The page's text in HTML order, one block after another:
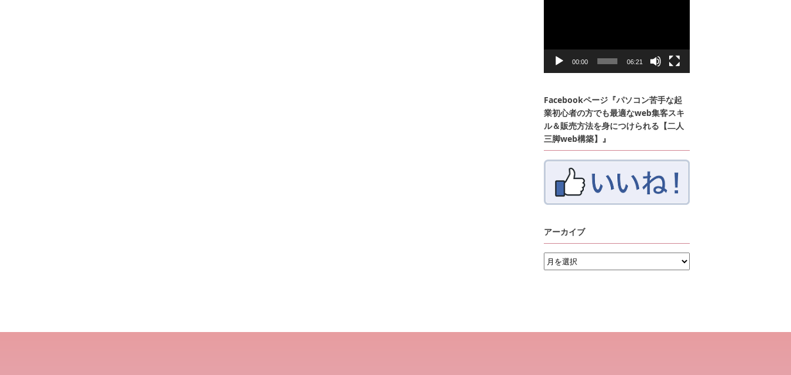
00:00 06:21
Facebookページ『パソコン苦手な起
業初心者の方でも最適なweb集客スキ
ル＆販売方法を身につけられる【二人
三脚web構築】』
アーカイブ
ア
ー
カ